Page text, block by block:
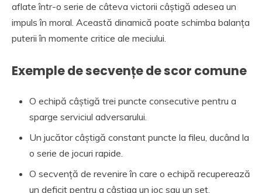
aflate într-o serie de câteva victorii câștigă adesea un
impuls în moral. Această dinamică poate schimba balanța
puterii în momente critice ale meciului.
Exemple de secvențe de scor comune
O echipă câștigă trei puncte consecutive pentru a
sparge serviciul adversarului.
Un jucător câștigă constant puncte la fileu, ducând la
o serie de jocuri rapide.
O secvență de revenire în care o echipă recuperează
un deficit pentru a câștiga un joc sau un set.